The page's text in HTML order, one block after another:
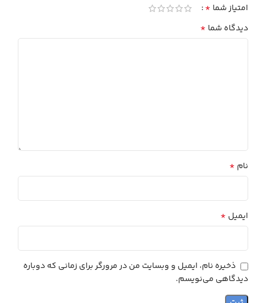
امتیاز شما *
دیدگاه شما *
نام *
ایمیل *
ذخیره نام، ایمیل و وبسایت من در مرورگر برای زمانی که دوباره
دیدگاهی می‌نویسم.